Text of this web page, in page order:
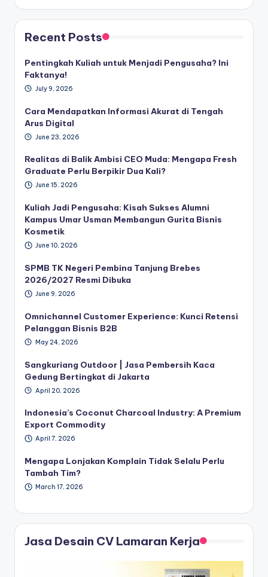
Recent Posts
Pentingkah Kuliah untuk Menjadi Pengusaha? Ini
Faktanya!
July 9, 2026
Cara Mendapatkan Informasi Akurat di Tengah
Arus Digital
June 23, 2026
Realitas di Balik Ambisi CEO Muda: Mengapa Fresh
Graduate Perlu Berpikir Dua Kali?
June 15, 2026
Kuliah Jadi Pengusaha: Kisah Sukses Alumni
Kampus Umar Usman Membangun Gurita Bisnis
Kosmetik
June 10, 2026
SPMB TK Negeri Pembina Tanjung Brebes
2026/2027 Resmi Dibuka
June 9, 2026
Omnichannel Customer Experience: Kunci Retensi
Pelanggan Bisnis B2B
May 24, 2026
Sangkuriang Outdoor | Jasa Pembersih Kaca
Gedung Bertingkat di Jakarta
April 20, 2026
Indonesia’s Coconut Charcoal Industry: A Premium
Export Commodity
April 7, 2026
Mengapa Lonjakan Komplain Tidak Selalu Perlu
Tambah Tim?
March 17, 2026
Jasa Desain CV Lamaran Kerja